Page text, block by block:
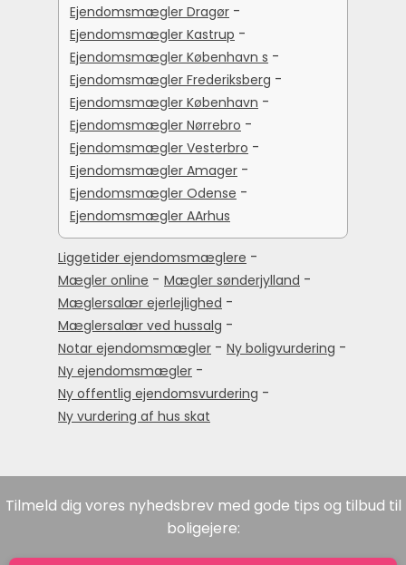
Ejendomsmægler Dragør -
Ejendomsmægler Kastrup -
Ejendomsmægler København s -
Ejendomsmægler Frederiksberg -
Ejendomsmægler København -
Ejendomsmægler Nørrebro -
Ejendomsmægler Vesterbro -
Ejendomsmægler Amager -
Ejendomsmægler Odense -
Ejendomsmægler AArhus
Liggetider ejendomsmæglere -
Mægler online - Mægler sønderjylland -
Mæglersalær ejerlejlighed -
Mæglersalær ved hussalg -
Notar ejendomsmægler - Ny boligvurdering -
Ny ejendomsmægler -
Ny offentlig ejendomsvurdering -
Ny vurdering af hus skat
Tilmeld dig vores nyhedsbrev med gode tips og tilbud til
boligejere: